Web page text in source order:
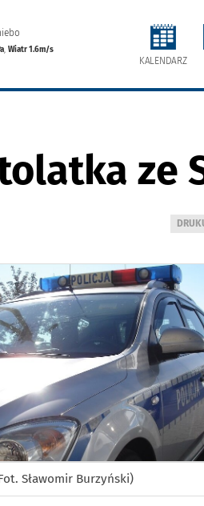
,Wiatr 1.6m/s
KALENDARZ
ze
Sławomir Burzyński)